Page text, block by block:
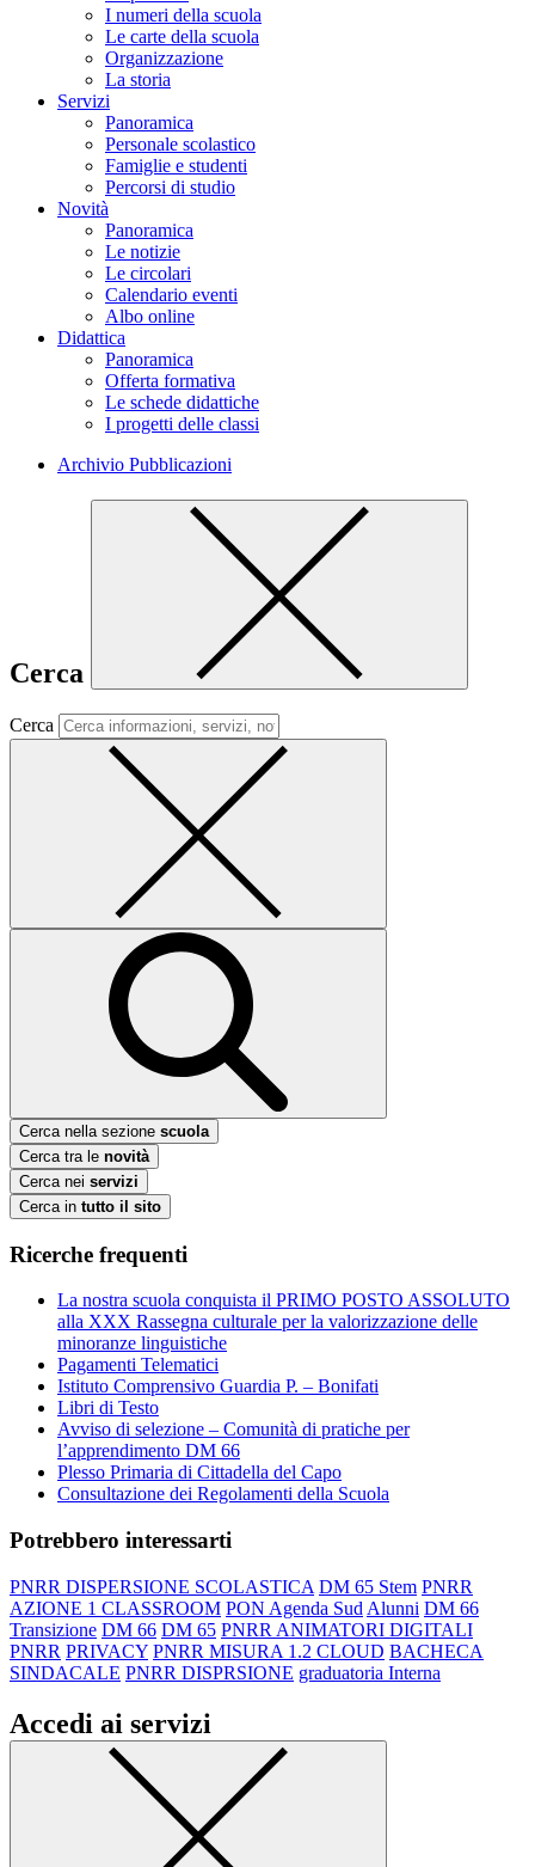
I numeri della scuola
Le carte della scuola
Organizzazione
La storia
Servizi
Panoramica
Personale scolastico
Famiglie e studenti
Percorsi di studio
Novità
Panoramica
Le notizie
Le circolari
Calendario eventi
Albo online
Didattica
Panoramica
Offerta formativa
Le schede didattiche
I progetti delle classi
Archivio Pubblicazioni
Cerca
Cerca
Cerca nella sezione scuola
Cerca tra le novità
Cerca nei servizi
Cerca in tutto il sito
Ricerche frequenti
La nostra scuola conquista il PRIMO POSTO ASSOLUTO
alla XXX Rassegna culturale per la valorizzazione delle
minoranze linguistiche
Pagamenti Telematici
Istituto Comprensivo Guardia P. – Bonifati
Libri di Testo
Avviso di selezione – Comunità di pratiche per
l’apprendimento DM 66
Plesso Primaria di Cittadella del Capo
Consultazione dei Regolamenti della Scuola
Potrebbero interessarti
PNRR DISPERSIONE SCOLASTICA DM 65 Stem PNRR
AZIONE 1 CLASSROOM PON Agenda Sud Alunni DM 66
Transizione DM 66 DM 65 PNRR ANIMATORI DIGITALI
PNRR PRIVACY PNRR MISURA 1.2 CLOUD BACHECA
SINDACALE PNRR DISPRSIONE graduatoria Interna
Accedi ai servizi